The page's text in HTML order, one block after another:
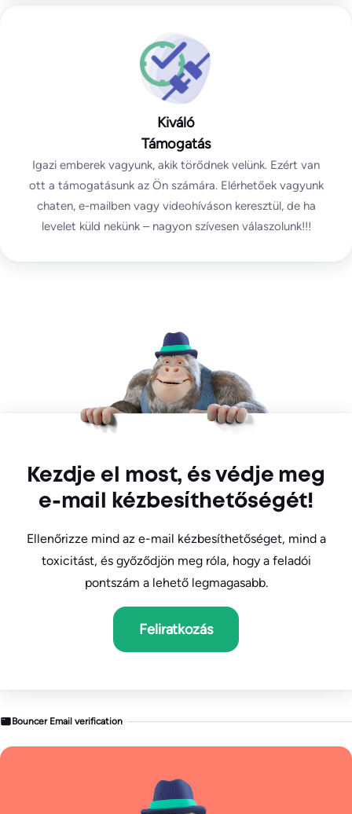
Kiváló
Támogatás
Igazi emberek vagyunk, akik törődnek velünk. Ezért van
ott a támogatásunk az Ön számára. Elérhetőek vagyunk
chaten, e-mailben vagy videohíváson keresztül, de ha
levelet küld nekünk – nagyon szívesen válaszolunk!!!
Kezdje el most, és védje meg
e-mail kézbesíthetőségét!
Ellenőrizze mind az e-mail kézbesíthetőséget, mind a
toxicitást, és győződjön meg róla, hogy a feladói
pontszám a lehető legmagasabb.
Feliratkozás
Bouncer Email verification